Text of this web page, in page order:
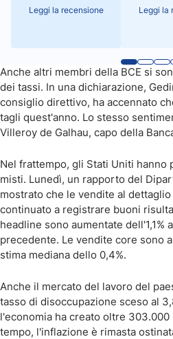
Leggi la recensione Leggi la
Anche altri membri della BCE si
dei tassi. In una dichiarazione,
consiglio direttivo, ha accennato
tagli quest'anno. Lo stesso
Villeroy de Galhau, capo della
Nel frattempo, gli Stati Uniti hanno
misti. Lunedì, un rapporto del
mostrato che le vendite al
continuato a registrare buoni
headline sono aumentate dell'1,1%
precedente. Le vendite core sono
stima mediana dello 0,4%.
Anche il mercato del lavoro del
tasso di disoccupazione sceso al
l'economia ha creato oltre
tempo, l'inflazione è rimasta